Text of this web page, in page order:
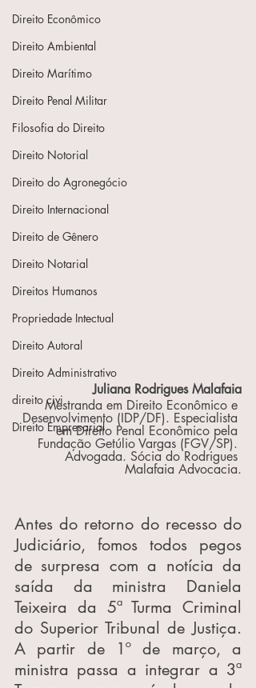
Direito Econômico
Direito Ambiental
Direito Marítimo
Direito Penal Militar
Filosofia do Direito
Direito Notorial
Direito do Agronegócio
Direito Internacional
Direito de Gênero
Direito Notarial
Direitos Humanos
Propriedade Intectual
Direito Autoral
Direito Administrativo
direito civi
Direito Empresarial
Juliana Rodrigues Malafaia
Mestranda em Direito Econômico e
Desenvolvimento (IDP/DF). Especialista
em Direito Penal Econômico pela
Fundação Getúlio Vargas (FGV/SP).
Advogada. Sócia do Rodrigues
Malafaia Advocacia.
Antes do retorno do recesso do
Judiciário, fomos todos pegos
de surpresa com a notícia da
saída da ministra Daniela
Teixeira da 5ª Turma Criminal
do Superior Tribunal de Justiça.
A partir de 1º de março, a
ministra passa a integrar a 3ª